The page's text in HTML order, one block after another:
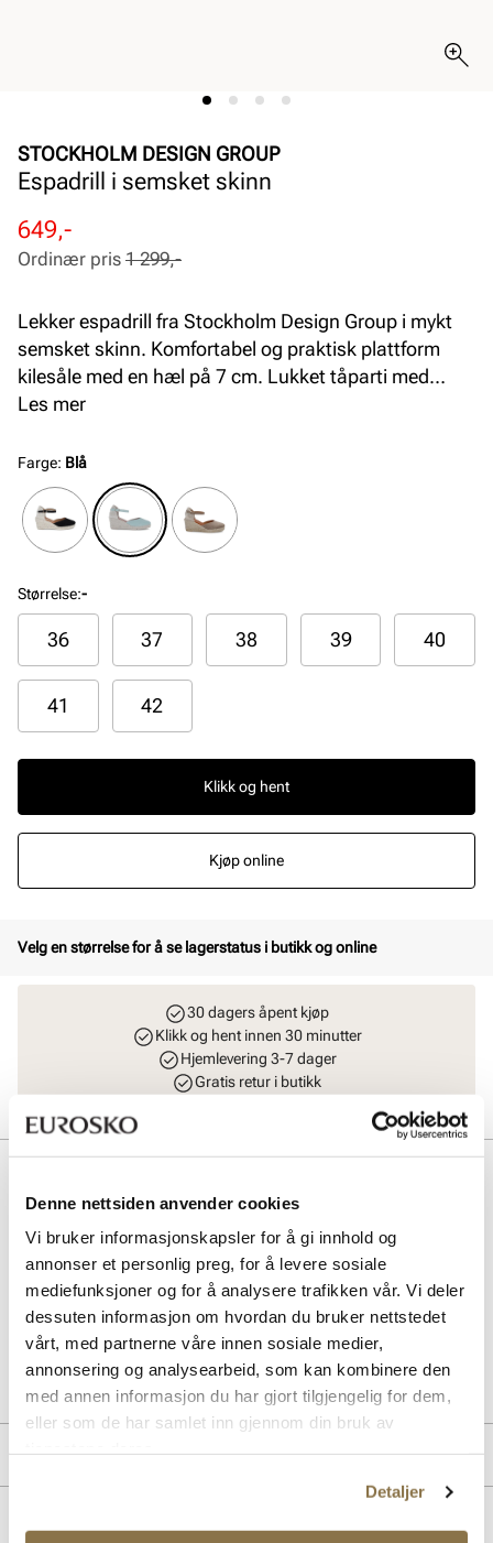
Denne nettsiden anvender cookies
Vi bruker informasjonskapsler for å gi innhold og
annonser et personlig preg, for å levere sosiale
mediefunksjoner og for å analysere trafikken vår. Vi deler
dessuten informasjon om hvordan du bruker nettstedet
vårt, med partnerne våre innen sosiale medier,
annonsering og analysearbeid, som kan kombinere den
med annen informasjon du har gjort tilgjengelig for dem,
eller som de har samlet inn gjennom din bruk av
Detaljer
STOCKHOLM DESIGN GROUP
Espadrill i semsket skinn
Rabattert
pris
649,-
Ordinær
pris
Ordinær pris 1 299,-
Lekker espadrill fra Stockholm Design Group i mykt
semsket skinn. Komfortabel og praktisk plattform
kilesåle med en hæl på 7 cm. Lukket tåparti med
justerbar reim rundt ankelen, noe som gjør skoen
pent på foten. Håndlaget i Spania med premium
materialer.
Les mer
Farge: Blå
Størrelse:-
36 37 38 39 40
41 42
Klikk og hent
Kjøp online
Velg en størrelse for å se lagerstatus i butikk og online
30 dagers åpent kjøp
Klikk og hent innen 30 minutter
Hjemlevering 3-7 dager
Gratis retur i butikk
Komfortabel og praktisk plattform kilesåle med en hæl på 7 cm.
Lukket tåparti med justerbar reim rundt ankelen, noe som gjør skoen
stabil og komfortabel samtidig som den sitter utrolig pent på foten.
Håndlaget i Spania med premium materialer.
41463001
26V1147
Produktdetaljer
For:Syntet